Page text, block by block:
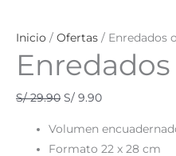
Inicio / Ofertas / Enredados
S/29.90 S/ 9.90
Volumen
Formato 22 x 28 cm